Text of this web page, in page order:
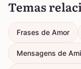
Temas
Frases de Amor
Mensagens de